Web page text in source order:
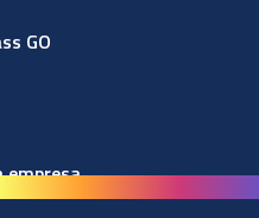
GO
empresa